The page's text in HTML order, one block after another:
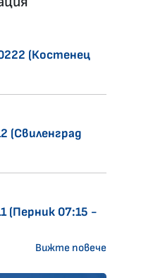
(Костенец
(Свиленград
(Перник 07:15 -
Вижте повече